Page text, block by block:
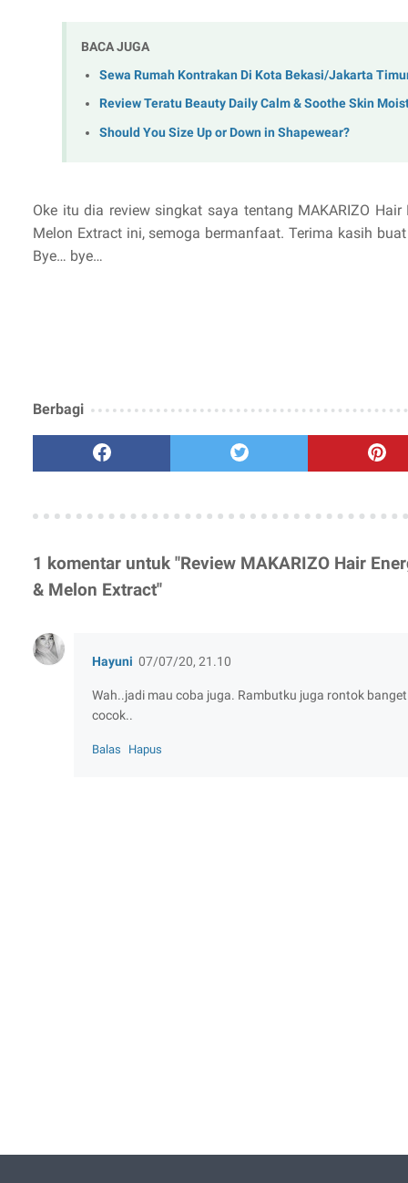
BACA JUGA
Sewa Rumah Kontrakan Di Kota Bekasi/Jakarta
Review Teratu Beauty Daily Calm & Soothe Skin
Should You Size Up or Down in Shapewear?
Oke itu dia review singkat saya tentang MAKARIZO Hair
Melon Extract ini, semoga bermanfaat. Terima kasih
Bye… bye…
Berbagi
1 komentar untuk "Review MAKARIZO Hair
& Melon Extract"
Hayuni 07/07/20, 21.10
Wah..jadi mau coba juga. Rambutku juga rontok
cocok..
Balas Hapus